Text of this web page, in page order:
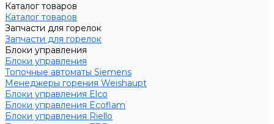
Каталог товаров
Каталог товаров
Запчасти для горелок
Запчасти для горелок
Блоки управления
Блоки управления
Топочные автоматы Siemens
Менеджеры горения Weishaupt
Блоки управления Elco
Блоки управления Ecoflam
Блоки управления Riello